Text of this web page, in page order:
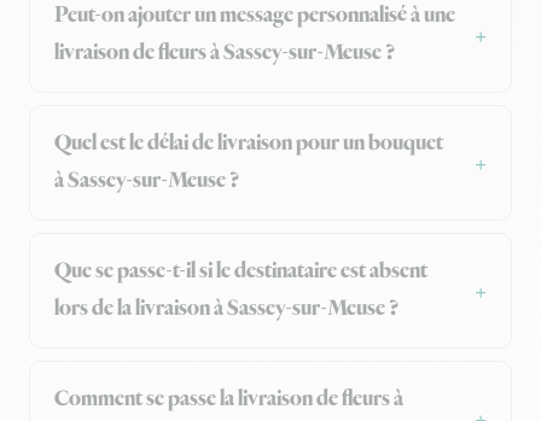
Peut-on ajouter un message personnalisé à une
livraison de fleurs à Sassey-sur-Meuse ?
Quel est le délai de livraison pour un bouquet
à Sassey-sur-Meuse ?
Que se passe-t-il si le destinataire est absent
lors de la livraison à Sassey-sur-Meuse ?
Comment se passe la livraison de fleurs à